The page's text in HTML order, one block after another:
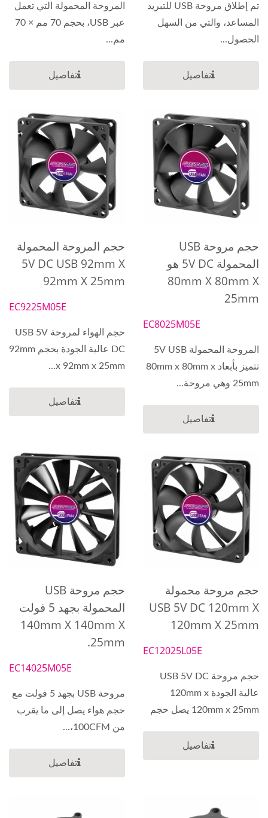
تم إطلاق مروحة USB للتبريد
المساعد، والتي من السهل
الحصول...
تفاصيل
المروحة المحمولة التي تعمل
عبر USB، بحجم 70 مم × 70
مم...
تفاصيل
حجم مروحة USB
المحمولة 5V DC هو
80mm X 80mm X
25mm
EC8025M05E
المروحة المحمولة 5V USB
تتميز بأبعاد 80mm x 80mm x
25mm وهي مروحة...
تفاصيل
حجم المروحة المحمولة
5V DC USB 92mm X
92mm X 25mm
EC9225M05E
حجم الهواء لمروحة USB 5V
DC عالية الجودة بحجم 92mm
x 92mm x 25mm...
تفاصيل
حجم مروحة محمولة
USB 5V DC 120mm X
120mm X 25mm
EC12025L05E
حجم مروحة USB 5V DC
عالية الجودة 120mm x
120mm x 25mm يصل حجم
تفاصيل
حجم مروحة USB
المحمولة بجهد 5 فولت
140mm X 140mm X
25mm.
EC14025M05E
مروحة USB بجهد 5 فولت مع
حجم هواء يصل إلى ما يقرب
من 100CFM،...
تفاصيل